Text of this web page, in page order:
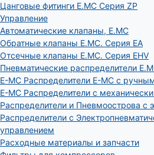
Цанговые фитинги E.MC Серия ZP
Управление
Автоматические клапаны, Е.МС
Обратные клапаны E.MC. Серия EA
Отсечные клапаны E.MC. Серия EHV
Пневматические распределители
E-MC Распределители E-MC с
E-MC Распределители с
Распределители и Пневмоострова с
Распределители с
управлением
Расходные материалы и запчасти